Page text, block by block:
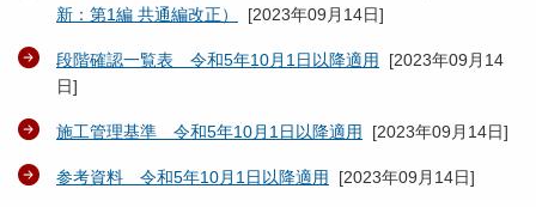
新：第1編 共通編改正）
[2023年09月14日]
段階確認一覧表 令和5年10月1日以降適用 [2023年09月14
日]
施工管理基準 令和5年10月1日以降適用 [2023年09月14日]
参考資料 令和5年10月1日以降適用 [2023年09月14日]